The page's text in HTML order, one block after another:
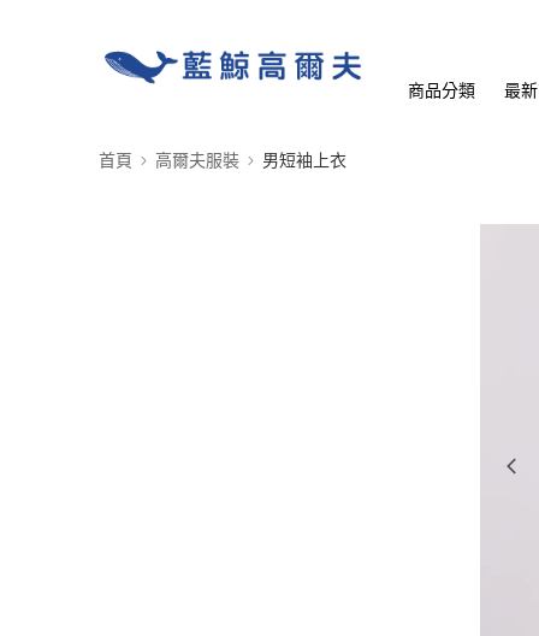
商品分類 最
首頁 高爾夫服裝 男短袖上衣